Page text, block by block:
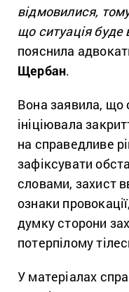
відмовилися,
що ситуація буде
пояснила
Щербан.
Вона заявила, що
ініціювала
на справедливе
зафіксувати
словами, захист
ознаки
думку сторони
потерпілому
У матеріалах